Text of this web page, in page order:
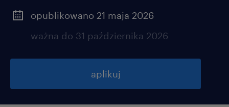
opublikowano 21 maja 2026
ważna do 31 października 2026
aplikuj